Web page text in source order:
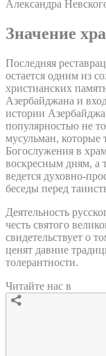
Александра
Значение
Последняя
остается одним из
христианских
Азербайджана и
истории
популярностью не
мусульман,
Богослужения в
воскресным дням, а
ведется духовно-
беседы перед
Деятельность
честь святого
свидетельствует о
ценят давние
толерантности.
Читайте нас в